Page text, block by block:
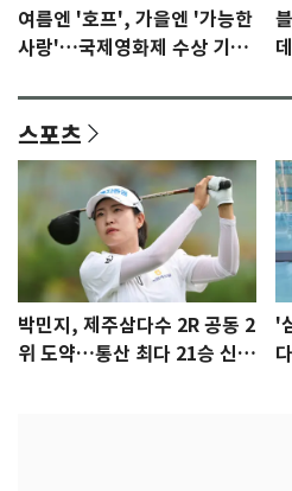
여름엔 '호프', 가을엔 '가능한
사랑'…국제영화제 수상 기대
스포츠
박민지, 제주삼다수 2R 공동 2
위 도약…통산 최다 21승 신기
'